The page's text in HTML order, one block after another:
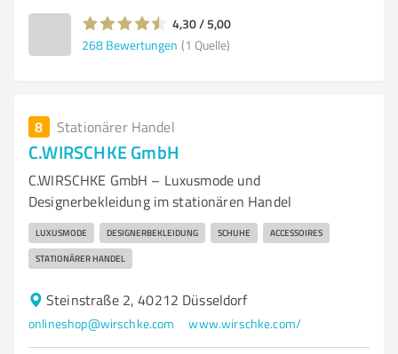
4,30 / 5,00
268 Bewertungen (1 Quelle)
8 Stationärer Handel
C.WIRSCHKE GmbH
C.WIRSCHKE GmbH – Luxusmode und
Designerbekleidung im stationären Handel
LUXUSMODE DESIGNERBEKLEIDUNG SCHUHE ACCESSOIRES
STATIONÄRER HANDEL
Steinstraße 2, 40212 Düsseldorf
onlineshop@wirschke.com www.wirschke.com/